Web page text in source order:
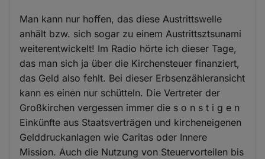
Man kann nur hoffen, das diese Austrittswelle
anhält bzw. sich sogar zu einem Austrittsztsunami
weiterentwickelt! Im Radio hörte ich dieser Tage,
das man sich ja über die Kirchensteuer finanziert,
das Geld also fehlt. Bei dieser Erbsenzähleransicht
kann es einen nur schütteln. Die Vertreter der
Großkirchen vergessen immer die s o n s t i g e n
Einkünfte aus Staatsverträgen und kircheneigenen
Gelddruckanlagen wie Caritas oder Innere
Mission. Auch die Nutzung von Steuervorteilen bis